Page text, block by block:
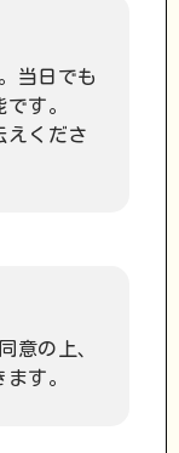
当日でも
す。
えくださ
意の上、
す。